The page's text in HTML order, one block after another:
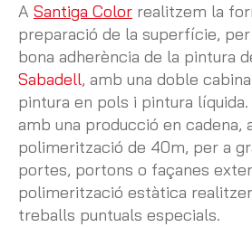
A Santiga Color realitzem la
preparació de la superfície,
bona adherència de la pintura
Sabadell, amb una doble
pintura en pols i pintura
amb una producció en cadena,
polimerització de 40m, per a
portes, portons o façanes
polimerització estàtica
treballs puntuals especials.